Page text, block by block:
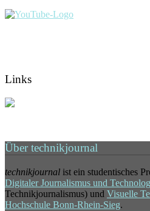
Links
Über technikjournal
technikjournal ist ein studentisches
Digitaler Journalismus und
Technikjournalismus) und Visuelle
Hochschule Bonn-Rhein-Sieg.